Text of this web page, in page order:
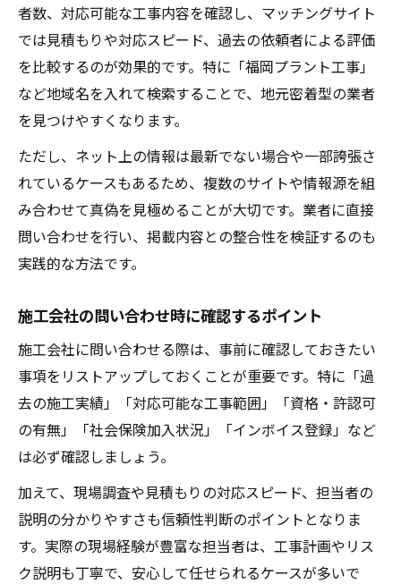
者数、対応可能な工事内容を確認し、マッチングサイト
では見積もりや対応スピード、過去の依頼者による評価
を比較するのが効果的です。特に「福岡プラント工事」
など地域名を入れて検索することで、地元密着型の業者
を見つけやすくなります。
ただし、ネット上の情報は最新でない場合や一部誇張さ
れているケースもあるため、複数のサイトや情報源を組
み合わせて真偽を見極めることが大切です。業者に直接
問い合わせを行い、掲載内容との整合性を検証するのも
実践的な方法です。
施工会社の問い合わせ時に確認するポイント
施工会社に問い合わせる際は、事前に確認しておきたい
事項をリストアップしておくことが重要です。特に「過
去の施工実績」「対応可能な工事範囲」「資格・許認可
の有無」「社会保険加入状況」「インボイス登録」など
は必ず確認しましょう。
加えて、現場調査や見積もりの対応スピード、担当者の
説明の分かりやすさも信頼性判断のポイントとなりま
す。実際の現場経験が豊富な担当者は、工事計画やリス
ク説明も丁寧で、安心して任せられるケースが多いで